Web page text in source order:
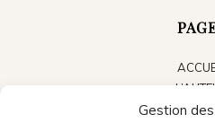
Gestion
LES